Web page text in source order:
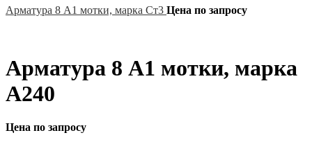
Арматура 8 А1 мотки, марка Ст3 Цена по запросу
Арматура 8 А1 мотки, марка
А240
Цена по запросу